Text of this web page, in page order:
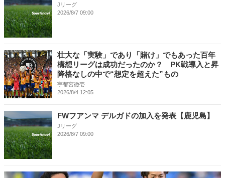
Jリーグ
2026/8/7 09:00
壮大な「実験」であり「賭け」でもあった百年
構想リーグは成功だったのか？ PK戦導入と昇
降格なしの中で“想定を超えた”もの
宇都宮徹壱
2026/8/4 12:05
FWフアンマ デルガドの加入を発表【鹿児島】
Jリーグ
2026/8/7 09:00